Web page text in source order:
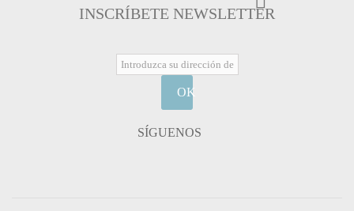
INSCRÍBETE NEWSLETTER
OK
SÍGUENOS